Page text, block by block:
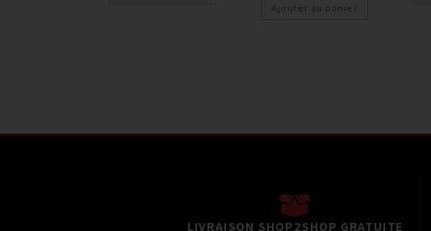
Ajouter au panier
LIVRAISON SHOP2SHOP GRATUITE